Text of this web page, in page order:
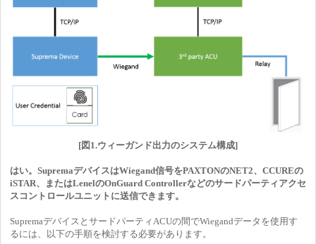
[図1.ウィーガンド出力のシステム構成]
はい。SupremaデバイスはWiegand信号をPAXTONのNET2、CCUREの
iSTAR、またはLenelのOnGuard Controllerなどのサードパーティアクセ
スコントロールユニットに送信できます。
SupremaデバイスとサードパーティACUの間でWiegandデータを使用す
るには、以下の手順を検討する必要があります。